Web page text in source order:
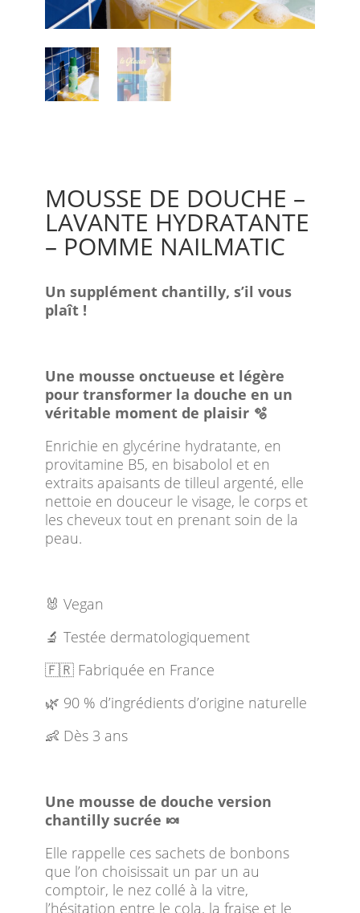
MOUSSE DE DOUCHE –
LAVANTE HYDRATANTE
– POMME NAILMATIC
Un supplément chantilly, s’il vous
plaît !
Une mousse onctueuse et légère
pour transformer la douche en un
véritable moment de plaisir 🫧
Enrichie en glycérine hydratante, en
provitamine B5, en bisabolol et en
extraits apaisants de tilleul argenté, elle
nettoie en douceur le visage, le corps et
les cheveux tout en prenant soin de la
peau.
🐰 Vegan
🔬 Testée dermatologiquement
🇫🇷 Fabriquée en France
🌿 90 % d’ingrédients d’origine naturelle
👶 Dès 3 ans
Une mousse de douche version
chantilly sucrée 🍬
Elle rappelle ces sachets de bonbons
que l’on choisissait un par un au
comptoir, le nez collé à la vitre,
l’hésitation entre le cola, la fraise et le